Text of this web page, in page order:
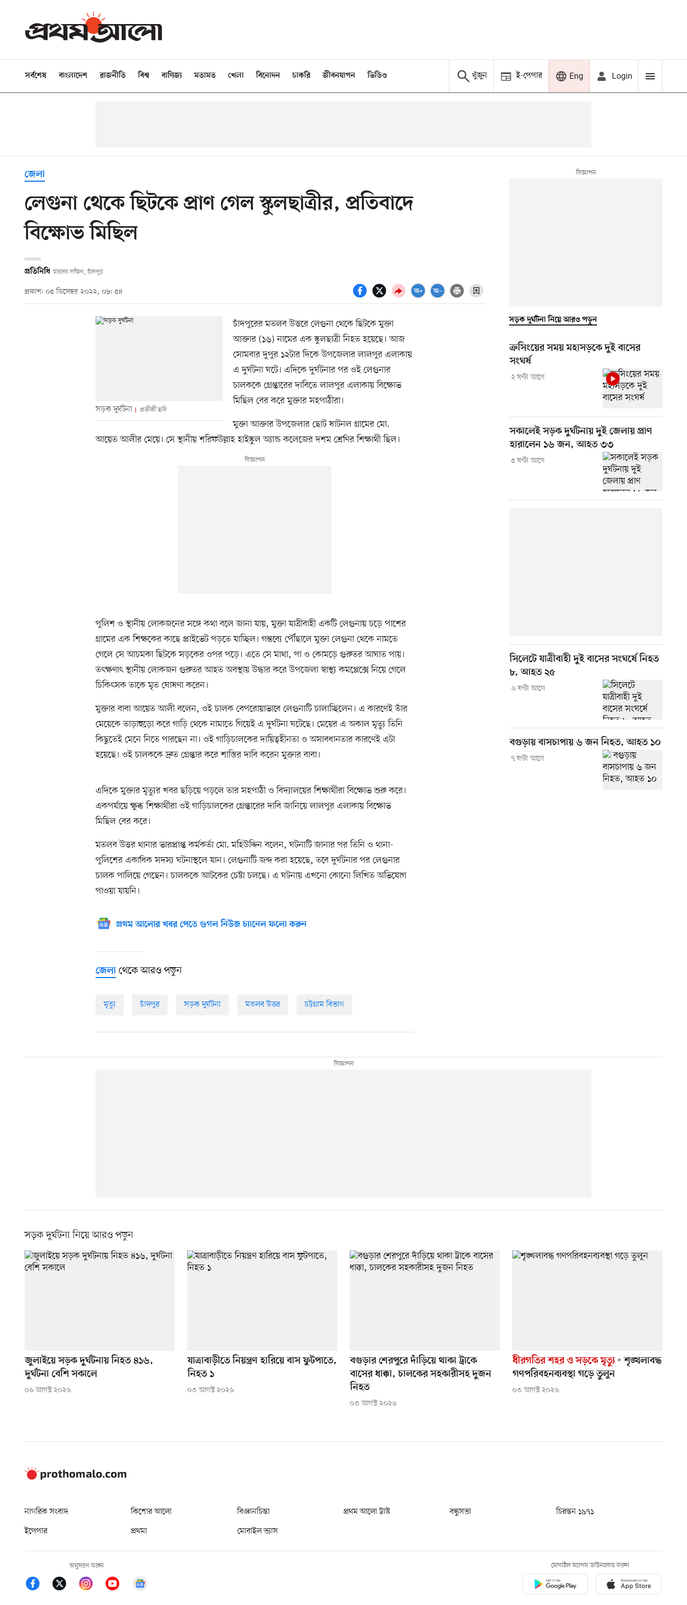
সর্বশেষ বাংলাদেশ রাজনীতি বিশ্ব বাণিজ্য মতামত খেলা বিনোদন চাকরি জীবনযাপন ভিডিও খুঁজুন ই-পেপার Eng Login
জেলা
লেগুনা থেকে ছিটকে প্রাণ গেল স্কুলছাত্রীর, প্রতিবাদে
বিক্ষোভ মিছিল
প্রতিনিধি মতলব দক্ষিণ, চাঁদপুর
প্রকাশ: ০৫ ডিসেম্বর ২০২২, ০৮: ৫৪
সড়ক দুর্ঘটনা প্রতীকী ছবি
চাঁদপুরের মতলব উত্তরে লেগুনা থেকে ছিটকে মুক্তা
আক্তার (১৬) নামের এক স্কুলছাত্রী নিহত হয়েছে। আজ
সোমবার দুপুর ১২টার দিকে উপজেলার লালপুর এলাকায়
এ দুর্ঘটনা ঘটে। এদিকে দুর্ঘটনার পর ওই লেগুনার
চালককে গ্রেপ্তারের দাবিতে লালপুর এলাকায় বিক্ষোভ
মিছিল বের করে মুক্তার সহপাঠীরা।
মুক্তা আক্তার উপজেলার ছোট ষাটনল গ্রামের মো.
আয়েত আলীর মেয়ে। সে স্থানীয় শরিফউল্লাহ হাইস্কুল অ্যান্ড কলেজের দশম শ্রেণির শিক্ষার্থী ছিল।
পুলিশ ও স্থানীয় লোকজনের সঙ্গে কথা বলে জানা যায়, মুক্তা যাত্রীবাহী একটি লেগুনায় চড়ে পাশের
গ্রামের এক শিক্ষকের কাছে প্রাইভেট পড়তে যাচ্ছিল। গন্তব্যে পৌঁছালে মুক্তা লেগুনা থেকে নামতে
গেলে সে আচমকা ছিটকে সড়কের ওপর পড়ে। এতে সে মাথা, পা ও কোমড়ে গুরুতর আঘাত পায়।
তৎক্ষণাৎ স্থানীয় লোকজন গুরুতর আহত অবস্থায় উদ্ধার করে উপজেলা স্বাস্থ্য কমপ্লেক্সে নিয়ে গেলে
চিকিৎসক তাকে মৃত ঘোষণা করেন।
মুক্তার বাবা আয়েত আলী বলেন, ওই চালক বেপরোয়াভাবে লেগুনাটি চালাচ্ছিলেন। এ কারণেই তাঁর
মেয়েকে তাড়াহুড়ো করে গাড়ি থেকে নামাতে গিয়েই এ দুর্ঘটনা ঘটেছে। মেয়ের এ অকাল মৃত্যু তিনি
কিছুতেই মেনে নিতে পারছেন না। ওই গাড়িচালকের দায়িত্বহীনতা ও অসাবধানতার কারণেই এটা
হয়েছে। ওই চালককে দ্রুত গ্রেপ্তার করে শাস্তির দাবি করেন মুক্তার বাবা।
এদিকে মুক্তার মৃত্যুর খবর ছড়িয়ে পড়লে তার সহপাঠী ও বিদ্যালয়ের শিক্ষার্থীরা বিক্ষোভ শুরু করে।
একপর্যায়ে ক্ষুব্ধ শিক্ষার্থীরা ওই গাড়িচালকের গ্রেপ্তারের দাবি জানিয়ে লালপুর এলাকায় বিক্ষোভ
মিছিল বের করে।
মতলব উত্তর থানার ভারপ্রাপ্ত কর্মকর্তা মো. মহিউদ্দিন বলেন, ঘটনাটি জানার পর তিনি ও থানা-
পুলিশের একাধিক সদস্য ঘটনাস্থলে যান। লেগুনাটি জব্দ করা হয়েছে, তবে দুর্ঘটনার পর লেগুনার
চালক পালিয়ে গেছেন। চালককে আটকের চেষ্টা চলছে। এ ঘটনায় এখনো কোনো লিখিত অভিযোগ
পাওয়া যায়নি।
প্রথম আলোর খবর পেতে গুগল নিউজ চ্যানেল ফলো করুন
জেলা থেকে আরও পড়ুন
মৃত্যু চাঁদপুর সড়ক দুর্ঘটনা মতলব উত্তর চট্টগ্রাম বিভাগ
সড়ক দুর্ঘটনা নিয়ে আরও পড়ুন
ক্রসিংয়ের সময় মহাসড়কে দুই বাসের
সংঘর্ষ
২ ঘণ্টা আগে
সকালেই সড়ক দুর্ঘটনায় দুই জেলায় প্রাণ
হারালেন ১৬ জন, আহত ৩৩
৫ ঘণ্টা আগে
সিলেটে যাত্রীবাহী দুই বাসের সংঘর্ষে নিহত
৮, আহত ২৫
৬ ঘণ্টা আগে
বগুড়ায় বাসচাপায় ৬ জন নিহত, আহত ১০
৭ ঘণ্টা আগে
সড়ক দুর্ঘটনা নিয়ে আরও পড়ুন
জুলাইয়ে সড়ক দুর্ঘটনায় নিহত ৪১৬,
দুর্ঘটনা বেশি সকালে
০৬ আগস্ট ২০২৬
যাত্রাবাড়ীতে নিয়ন্ত্রণ হারিয়ে বাস ফুটপাতে,
নিহত ১
০৩ আগস্ট ২০২৬
বগুড়ার শেরপুরে দাঁড়িয়ে থাকা ট্রাকে
বাসের ধাক্কা, চালকের সহকারীসহ দুজন
নিহত
০৩ আগস্ট ২০২৬
ধীরগতির শহর ও সড়কে মৃত্যু
শৃঙ্খলাবদ্ধ
গণপরিবহনব্যবস্থা গড়ে তুলুন
০৩ আগস্ট ২০২৬
নাগরিক সংবাদ কিশোর আলো বিজ্ঞানচিন্তা প্রথম আলো ট্রাস্ট বন্ধুসভা
চিরন্তন ১৯৭১
ইপেপার
প্রথমা মোবাইল ভ্যাস
অনুসরণ করুন মোবাইল অ্যাপস ডাউনলোড করুন